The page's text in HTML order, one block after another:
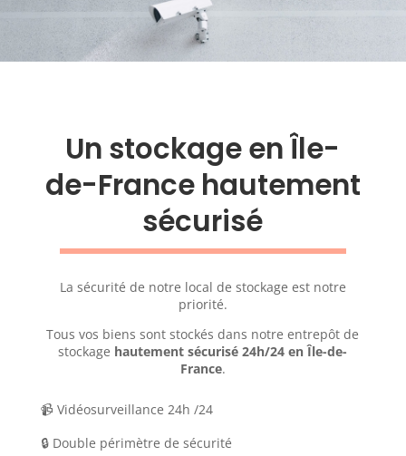
Un stockage en Île-
de-France hautement
sécurisé
La sécurité de notre local de stockage est notre
priorité.
Tous vos biens sont stockés dans notre entrepôt de
stockage hautement sécurisé 24h/24 en Île-de-
France.
📹 Vidéosurveillance 24h /24
🔒 Double périmètre de sécurité